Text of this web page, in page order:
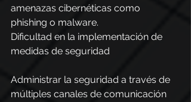
amenazas cibernéticas como
phishing o malware.
Dificultad en la implementación de
medidas de seguridad
Administrar la seguridad a través de
múltiples canales de comunicación